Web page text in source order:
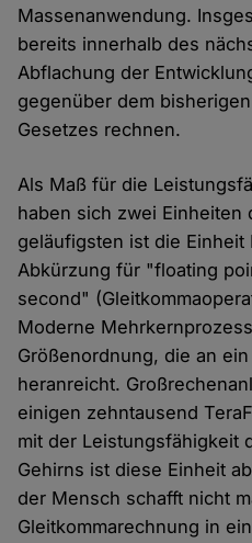
Massenanwendung.
bereits innerhalb des
Abflachung der
gegenüber dem
Gesetzes rechnen.
Als Maß für die
haben sich zwei Einheiten
geläufigsten ist die Einheit
Abkürzung für "floating
second"
Moderne
Größenordnung, die an ein
heranreicht.
einigen zehntausend
mit der Leistungsfähigkeit
Gehirns ist diese Einheit
der Mensch schafft nicht
Gleitkommarechnung in